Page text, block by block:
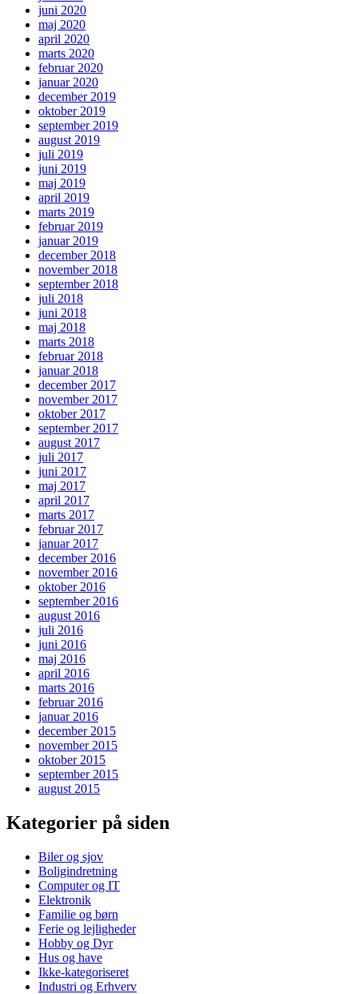
juni 2020
maj 2020
april 2020
marts 2020
februar 2020
januar 2020
december 2019
oktober 2019
september 2019
august 2019
juli 2019
juni 2019
maj 2019
april 2019
marts 2019
februar 2019
januar 2019
december 2018
november 2018
september 2018
juli 2018
juni 2018
maj 2018
marts 2018
februar 2018
januar 2018
december 2017
november 2017
oktober 2017
september 2017
august 2017
juli 2017
juni 2017
maj 2017
april 2017
marts 2017
februar 2017
januar 2017
december 2016
november 2016
oktober 2016
september 2016
august 2016
juli 2016
juni 2016
maj 2016
april 2016
marts 2016
februar 2016
januar 2016
december 2015
november 2015
oktober 2015
september 2015
august 2015
Kategorier på siden
Biler og sjov
Boligindretning
Computer og IT
Elektronik
Familie og børn
Ferie og lejligheder
Hobby og Dyr
Hus og have
Ikke-kategoriseret
Industri og Erhverv